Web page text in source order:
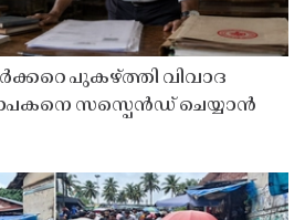
പുകഴ്ത്തി വിവാദ
സസ്പെൻഡ് ചെയ്യാൻ